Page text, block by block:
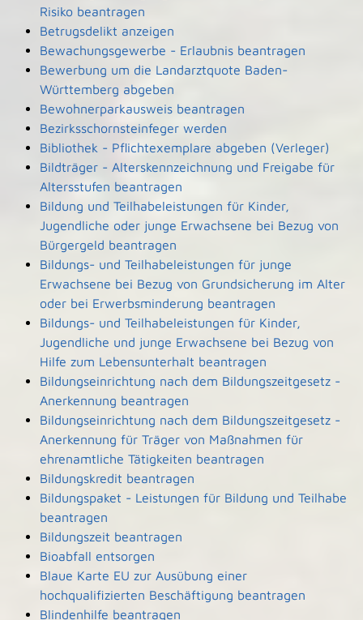
Risiko beantragen
Betrugsdelikt anzeigen
Bewachungsgewerbe - Erlaubnis beantragen
Bewerbung um die Landarztquote Baden-
Württemberg abgeben
Bewohnerparkausweis beantragen
Bezirksschornsteinfeger werden
Bibliothek - Pflichtexemplare abgeben (Verleger)
Bildträger - Alterskennzeichnung und Freigabe für
Altersstufen beantragen
Bildung und Teilhabeleistungen für Kinder,
Jugendliche oder junge Erwachsene bei Bezug von
Bürgergeld beantragen
Bildungs- und Teilhabeleistungen für junge
Erwachsene bei Bezug von Grundsicherung im Alter
oder bei Erwerbsminderung beantragen
Bildungs- und Teilhabeleistungen für Kinder,
Jugendliche und junge Erwachsene bei Bezug von
Hilfe zum Lebensunterhalt beantragen
Bildungseinrichtung nach dem Bildungszeitgesetz -
Anerkennung beantragen
Bildungseinrichtung nach dem Bildungszeitgesetz -
Anerkennung für Träger von Maßnahmen für
ehrenamtliche Tätigkeiten beantragen
Bildungskredit beantragen
Bildungspaket - Leistungen für Bildung und Teilhabe
beantragen
Bildungszeit beantragen
Bioabfall entsorgen
Blaue Karte EU zur Ausübung einer
hochqualifizierten Beschäftigung beantragen
Blindenhilfe beantragen